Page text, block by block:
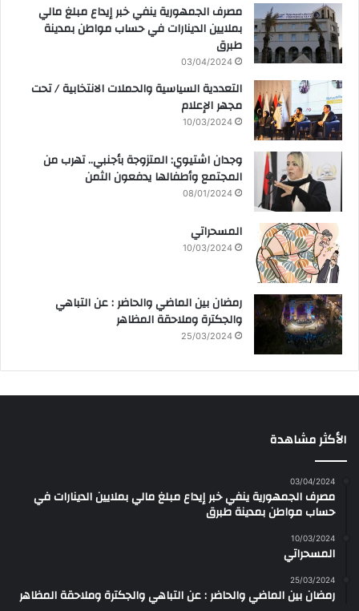
مصرف الجمهورية ينفي خبر إيداع مبلغ مالي
بملايين الدينارات في حساب مواطن بمدينة
طبرق
03/04/2024
التعددية السياسية والحملات الانتخابية / تحت
مجهر الإعلام
10/03/2024
وجدان اشتيوي: المتزوجة بأجنبي.. تهرب من
المجتمع وأطفالها يدفعون الثمن
08/01/2024
المسحراتي
10/03/2024
رمضان بين الماضي والحاضر : عن التباهي
والجكترة وملاحقة المظاهر
25/03/2024
الأكثر مشاهدة
03/04/2024
مصرف الجمهورية ينفي خبر إيداع مبلغ مالي بملايين الدينارات في
حساب مواطن بمدينة طبرق
10/03/2024
المسحراتي
25/03/2024
رمضان بين الماضي والحاضر : عن التباهي والجكترة وملاحقة المظاهر